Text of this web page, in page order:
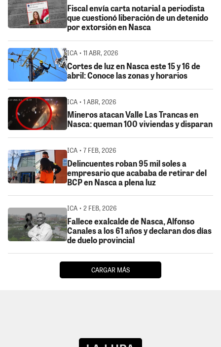
Fiscal envía carta notarial a periodista
que cuestionó liberación de un detenido
por extorsión en Nasca
ICA • 11 ABR, 2026
Cortes de luz en Nasca este 15 y 16 de
abril: Conoce las zonas y horarios
ICA • 1 ABR, 2026
Mineros atacan Valle Las Trancas en
Nasca: queman 100 viviendas y disparan
ICA • 7 FEB, 2026
Delincuentes roban 95 mil soles a
empresario que acababa de retirar del
BCP en Nasca a plena luz
ICA • 2 FEB, 2026
Fallece exalcalde de Nasca, Alfonso
Canales a los 61 años y declaran dos días
de duelo provincial
CARGAR MÁS